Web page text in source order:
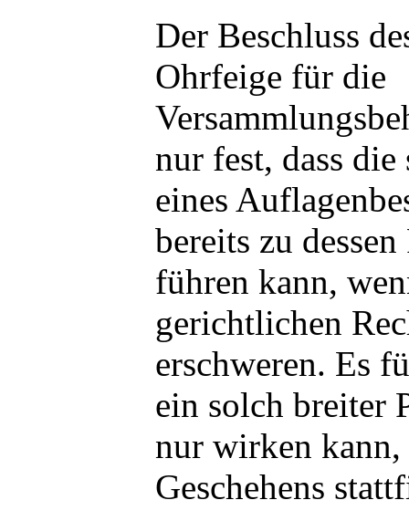
Der Beschluss
Ohrfeige für die
nur fest, dass
eines
bereits zu
führen kann,
gerichtlichen
erschweren. Es
ein solch breiter
nur wirken kann,
Geschehens